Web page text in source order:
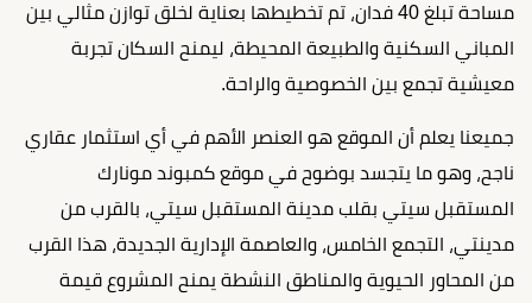
مساحة تبلغ 40 فدان، تم تخطيطها بعناية لخلق توازن مثالي بين
المباني السكنية والطبيعة المحيطة، ليمنح السكان تجربة
معيشية تجمع بين الخصوصية والراحة.
جميعنا يعلم أن الموقع هو العنصر الأهم في أي استثمار عقاري
ناجح، وهو ما يتجسد بوضوح في موقع كمبوند مونارك
المستقبل سيتي بقلب مدينة المستقبل سيتي، بالقرب من
مدينتي، التجمع الخامس، والعاصمة الإدارية الجديدة، هذا القرب
من المحاور الحيوية والمناطق النشطة يمنح المشروع قيمة